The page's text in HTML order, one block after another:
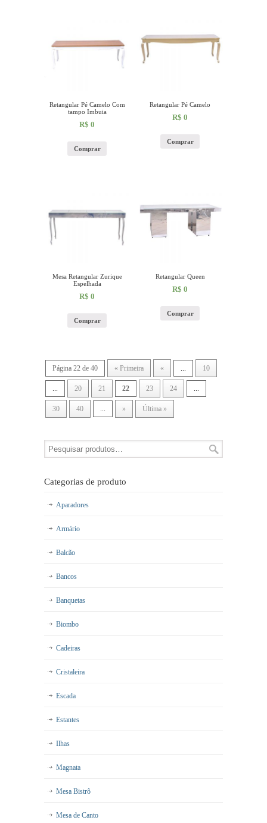
Retangular Pé Camelo Com
tampo Imbuia
R$ 0
Comprar
Retangular Pé Camelo
R$ 0
Comprar
Mesa Retangular Zurique
Espelhada
R$ 0
Comprar
Retangular Queen
R$ 0
Comprar
Página 22 de 40 « Primeira « 10
20 21 22 23 24
30 40 » Última »
Categorias de produto
Aparadores
Armário
Balcão
Bancos
Banquetas
Biombo
Cadeiras
Cristaleira
Escada
Estantes
Ilhas
Magnata
Mesa Bistrô
Mesa de Canto